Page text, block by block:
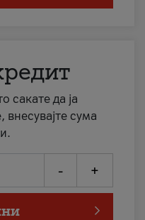
сакате да ја
сума
- +